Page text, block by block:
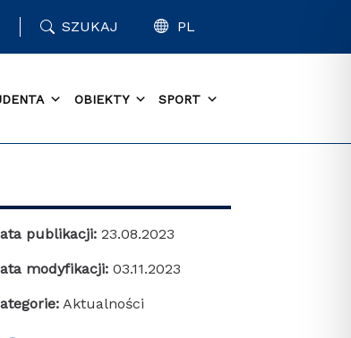
SZUKAJ PL
OBIEKTY SPORT
publikacji: 23.08.2023
modyfikacji: 03.11.2023
Aktualności